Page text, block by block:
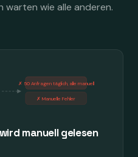
warten wie alle anderen.
✗ 50 Anfragen täglich, alle manuell
✗ Manuelle Fehler
manuell gelesen